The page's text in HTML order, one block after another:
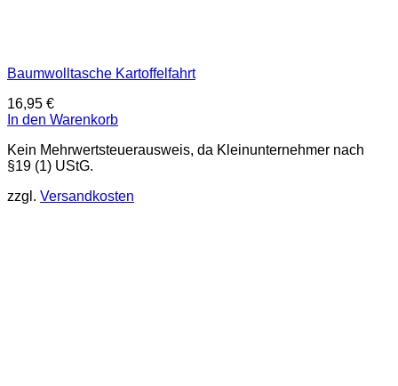
Baumwolltasche Kartoffelfahrt
16,95 €
In den Warenkorb
Kein Mehrwertsteuerausweis, da Kleinunternehmer nach
§19 (1) UStG.
zzgl. Versandkosten